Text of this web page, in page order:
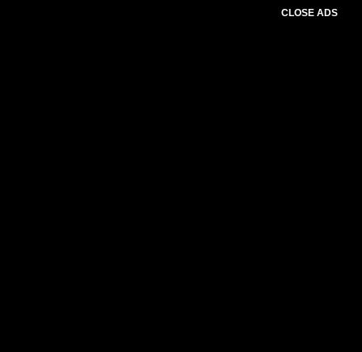
CLOSE ADS